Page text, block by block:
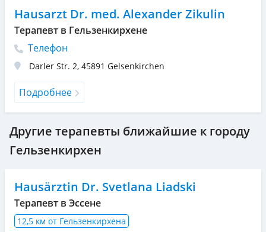
Hausarzt Dr. med. Alexander Zikulin
Терапевт в Гельзенкирхене
Телефон
Darler Str. 2, 45891 Gelsenkirchen
Подробнее
Другие терапевты ближайшие к городу
Гельзенкирхен
Hausärztin Dr. Svetlana Liadski
Терапевт в Эссене
12,5 км от Гельзенкирхена